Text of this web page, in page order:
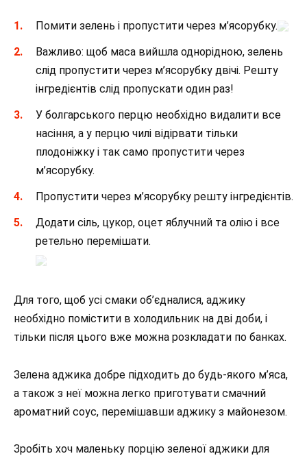
Помити зелень і пропустити через м’ясорубку.
Важливо: щоб маса вийшла однорідною, зелень
слід пропустити через м’ясорубку двічі. Решту
інгредієнтів слід пропускати один раз!
У болгарського перцю необхідно видалити все
насіння, а у перцю чилі відірвати тільки
плодоніжку і так само пропустити через
м’ясорубку.
Пропустити через м’ясорубку решту інгредієнтів.
Додати сіль, цукор, оцет яблучний та олію і все
ретельно перемішати.
Для того, щоб усі смаки об’єдналися, аджику
необхідно помістити в холодильник на дві доби, і
тільки після цього вже можна розкладати по банках.
Зелена аджика добре підходить до будь-якого м’яса,
а також з неї можна легко приготувати смачний
ароматний соус, перемішавши аджику з майонезом.
Зробіть хоч маленьку порцію зеленої аджики для